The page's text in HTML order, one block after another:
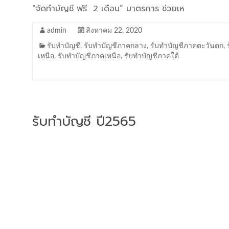
“จัดทำบัญชี ฟรี 2 เดือน” มาตรการ ช่วยเห
admin สิงหาคม 22, 2020
รับทำบัญชี, รับทำบัญชีภาคกลาง, รับทำบัญชีภาคตะวันตก,
เหนือ, รับทำบัญชีภาคเหนือ, รับทำบัญชีภาคใต้
รับทำบัญชี ปี2565